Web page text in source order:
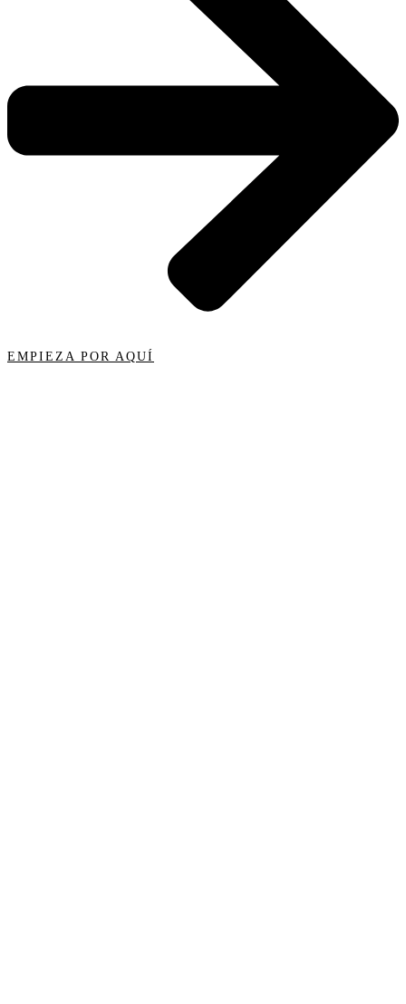
EMPIEZA POR AQUÍ